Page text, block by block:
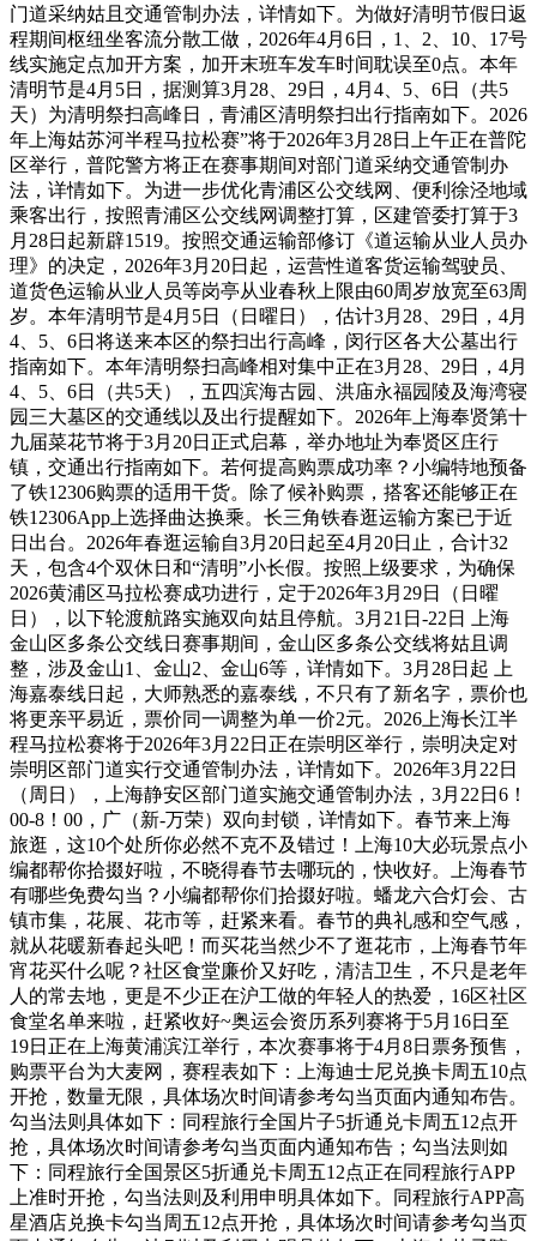
门道采纳姑且交通管制办法，详情如下。为做好清明节假日返
程期间枢纽坐客流分散工做，2026年4月6日，1、2、10、17号
线实施定点加开方案，加开末班车发车时间耽误至0点。本年
清明节是4月5日，据测算3月28、29日，4月4、5、6日（共5
天）为清明祭扫高峰日，青浦区清明祭扫出行指南如下。2026
年上海姑苏河半程马拉松赛”将于2026年3月28日上午正在普陀
区举行，普陀警方将正在赛事期间对部门道采纳交通管制办
法，详情如下。为进一步优化青浦区公交线网、便利徐泾地域
乘客出行，按照青浦区公交线网调整打算，区建管委打算于3
月28日起新辟1519。按照交通运输部修订《道运输从业人员办
理》的决定，2026年3月20日起，运营性道客货运输驾驶员、
道货色运输从业人员等岗亭从业春秋上限由60周岁放宽至63周
岁。本年清明节是4月5日（日曜日），估计3月28、29日，4月
4、5、6日将送来本区的祭扫出行高峰，闵行区各大公墓出行
指南如下。本年清明祭扫高峰相对集中正在3月28、29日，4月
4、5、6日（共5天），五四滨海古园、洪庙永福园陵及海湾寝
园三大墓区的交通线以及出行提醒如下。2026年上海奉贤第十
九届菜花节将于3月20日正式启幕，举办地址为奉贤区庄行
镇，交通出行指南如下。若何提高购票成功率？小编特地预备
了铁12306购票的适用干货。除了候补购票，搭客还能够正在
铁12306App上选择曲达换乘。长三角铁春逛运输方案已于近
日出台。2026年春逛运输自3月20日起至4月20日止，合计32
天，包含4个双休日和“清明”小长假。按照上级要求，为确保
2026黄浦区马拉松赛成功进行，定于2026年3月29日（日曜
日），以下轮渡航路实施双向姑且停航。3月21日-22日 上海
金山区多条公交线日赛事期间，金山区多条公交线将姑且调
整，涉及金山1、金山2、金山6等，详情如下。3月28日起 上
海嘉泰线日起，大师熟悉的嘉泰线，不只有了新名字，票价也
将更亲平易近，票价同一调整为单一价2元。2026上海长江半
程马拉松赛将于2026年3月22日正在崇明区举行，崇明决定对
崇明区部门道实行交通管制办法，详情如下。2026年3月22日
（周日），上海静安区部门道实施交通管制办法，3月22日6！
00-8！00，广（新-万荣）双向封锁，详情如下。春节来上海
旅逛，这10个处所你必然不克不及错过！上海10大必玩景点小
编都帮你拾掇好啦，不晓得春节去哪玩的，快收好。上海春节
有哪些免费勾当？小编都帮你们拾掇好啦。蟠龙六合灯会、古
镇市集，花展、花市等，赶紧来看。春节的典礼感和空气感，
就从花暖新春起头吧！而买花当然少不了逛花市，上海春节年
宵花买什么呢？社区食堂廉价又好吃，清洁卫生，不只是老年
人的常去地，更是不少正在沪工做的年轻人的热爱，16区社区
食堂名单来啦，赶紧收好~奥运会资历系列赛将于5月16日至
19日正在上海黄浦滨江举行，本次赛事将于4月8日票务预售，
购票平台为大麦网，赛程表如下：上海迪士尼兑换卡周五10点
开抢，数量无限，具体场次时间请参考勾当页面内通知布告。
勾当法则具体如下：同程旅行全国片子5折通兑卡周五12点开
抢，具体场次时间请参考勾当页面内通知布告；勾当法则如
下：同程旅行全国景区5折通兑卡周五12点正在同程旅行APP
上准时开抢，勾当法则及利用申明具体如下。同程旅行APP高
星酒店兑换卡勾当周五12点开抢，具体场次时间请参考勾当页